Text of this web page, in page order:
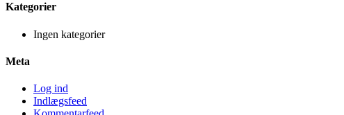
Kategorier
Ingen kategorier
Meta
Log ind
Indlægsfeed